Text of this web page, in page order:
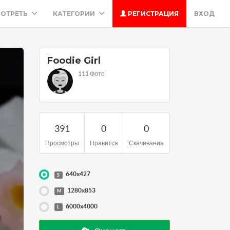
КАТЕГОРИИ РЕГИСТРАЦИЯ ВХОД
Foodie Girl
111 Фото
391
Просмотры
0
Нравится
0
Скачивания
S 640x427
M 1280x853
L 6000x4000